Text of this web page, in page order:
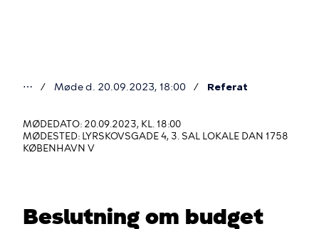
er
her
⋯ Møde d. 20.09.2023, 18:00 Referat
MØDEDATO: 20.09.2023, KL. 18:00
MØDESTED: LYRSKOVSGADE 4, 3. SAL LOKALE DAN 1758
KØBENHAVN V
Beslutning om budget